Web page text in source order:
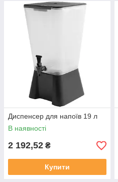
Диспенсер для напоїв 19 л
В наявності
2 192,52 ₴
Купити